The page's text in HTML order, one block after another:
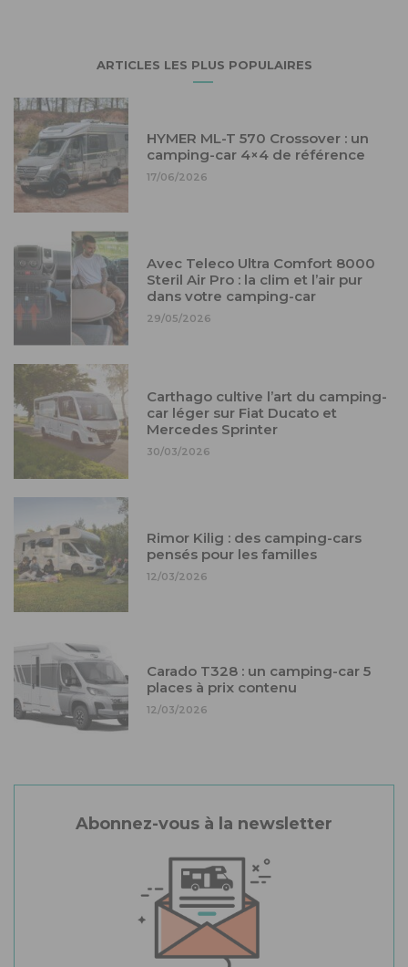
ARTICLES LES PLUS POPULAIRES
HYMER ML-T 570 Crossover : un
camping-car 4×4 de référence
17/06/2026
Avec Teleco Ultra Comfort 8000
Steril Air Pro : la clim et l’air pur
dans votre camping-car
29/05/2026
Carthago cultive l’art du camping-
car léger sur Fiat Ducato et
Mercedes Sprinter
30/03/2026
Rimor Kilig : des camping-cars
pensés pour les familles
12/03/2026
Carado T328 : un camping-car 5
places à prix contenu
12/03/2026
Abonnez-vous à la newsletter